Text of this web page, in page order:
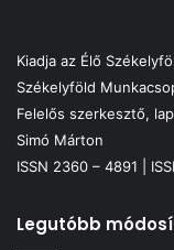
Kiadja az Élő
Székelyföld
Felelős szerkesztő,
Simó Márton
ISSN 2360 – 4891 |
Legutóbb